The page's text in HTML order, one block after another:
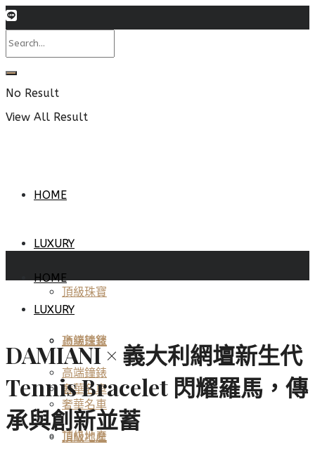
No Result
View All Result
HOME
LUXURY
頂級珠寶
高端鐘錶
奢華名車
頂級地產
HOME
LUXURY
頂級珠寶
高端鐘錶
奢華名車
頂級地產
DAMIANI × 義大利網壇新生代
Tennis Bracelet 閃耀羅馬，傳
承與創新並蓄